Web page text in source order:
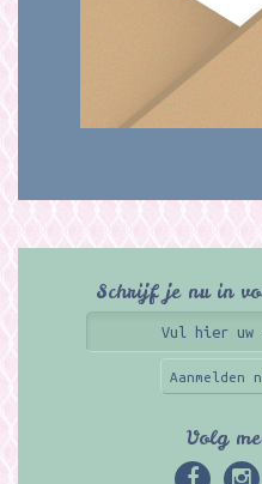
Schrijf je nu in
Aanmelden
Volg